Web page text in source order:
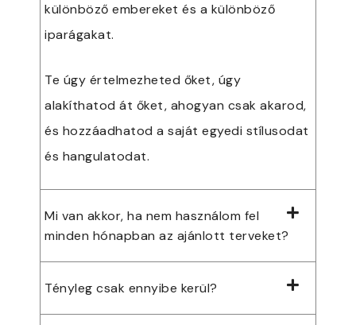
különböző embereket és a különböző
iparágakat.
Te úgy értelmezheted őket, úgy
alakíthatod át őket, ahogyan csak akarod,
és hozzáadhatod a saját egyedi stílusodat
és hangulatodat.
Mi van akkor, ha nem használom fel
minden hónapban az ajánlott terveket?
Tényleg csak ennyibe kerül?